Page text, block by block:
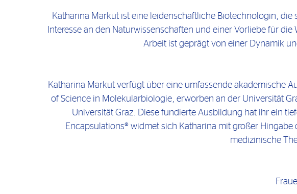
Katharina Markut ist eine leidenschaftliche Biotechnologin,
Interesse an den Naturwissenschaften und einer Vorliebe für
Arbeit ist geprägt von einer Dynamik
Katharina Markut verfügt über eine umfassende akademische
of Science in Molekularbiologie, erworben an der Universität
Universität Graz. Diese fundierte Ausbildung hat ihr ein
Encapsulations® widmet sich Katharina mit großer
medizinische